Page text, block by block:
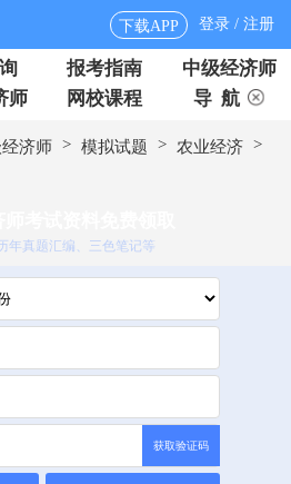
下载APP 登录 / 注册
报考指南
中级经济师
师 网校课程 导 航
济师 > 模拟试题 > 农业经济 >
年真题汇编、三色笔记等
获取验证码